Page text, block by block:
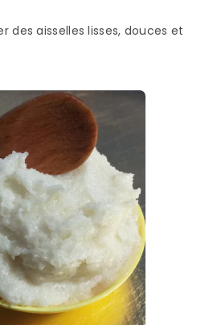
des aisselles lisses, douces et